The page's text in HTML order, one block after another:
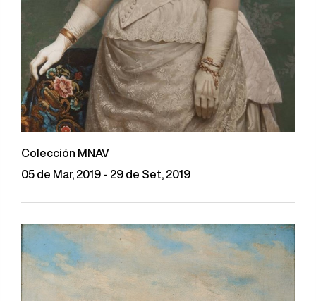
Colección MNAV
05 de Mar, 2019 - 29 de Set, 2019